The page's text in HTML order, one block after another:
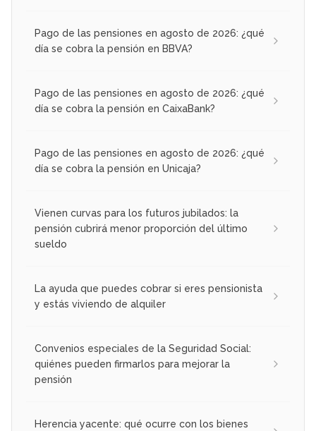
Pago de las pensiones en agosto de 2026: ¿qué
día se cobra la pensión en BBVA?
Pago de las pensiones en agosto de 2026: ¿qué
día se cobra la pensión en CaixaBank?
Pago de las pensiones en agosto de 2026: ¿qué
día se cobra la pensión en Unicaja?
Vienen curvas para los futuros jubilados: la
pensión cubrirá menor proporción del último
sueldo
La ayuda que puedes cobrar si eres pensionista
y estás viviendo de alquiler
Convenios especiales de la Seguridad Social:
quiénes pueden firmarlos para mejorar la
pensión
Herencia yacente: qué ocurre con los bienes